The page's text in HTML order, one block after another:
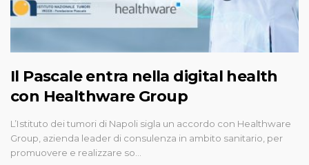
Il Pascale entra nella digital health
con Healthware Group
L’Istituto dei tumori di Napoli sigla un accordo con Healthware
Group, azienda leader di consulenza in ambito sanitario, per
promuovere e realizzare so…